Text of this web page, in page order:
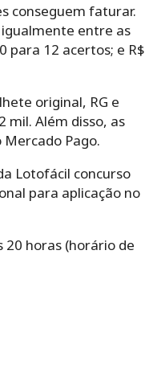
conseguem faturar.
entre as
para 12 acertos; e R$
original, RG e
mil. Além disso, as
Pago.
Lotofácil concurso
para aplicação no
horas (horário de